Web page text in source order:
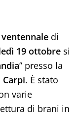
ventennaledi
19 ottobresi
” presso la
Carpi. È stato
varie
di brani in